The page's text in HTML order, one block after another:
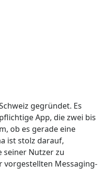
gegründet. Es
App, die zwei bis
ob es gerade eine
ist stolz darauf,
seiner Nutzer zu
vorgestellten Messaging-